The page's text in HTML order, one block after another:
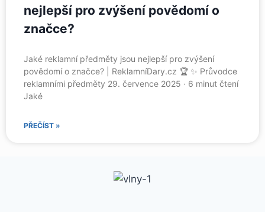
nejlepší pro zvýšení povědomí o
značce?
Jaké reklamní předměty jsou nejlepší pro zvýšení
povědomí o značce? | ReklamníDary.cz 🏆 ✨ Průvodce
reklamními předměty 29. července 2025 · 6 minut čtení
Jaké
PŘEČÍST »